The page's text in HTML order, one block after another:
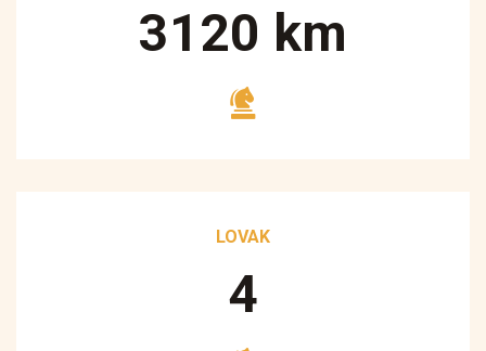
3250 km
LOVAK
5